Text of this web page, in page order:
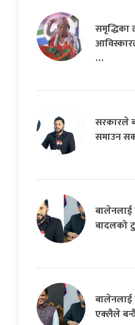
समृद्धिका
…
सरकारले
समाउन
बादलको
बालेनलाई
एक्लैले